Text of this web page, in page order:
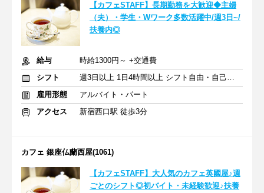
【カフェSTAFF】長期勤務を大歓迎◆主婦
（夫）・学生・Wワーク多数活躍中/週3日~/
扶養内◎
給与
時給1300円～ +交通費
シフト
週3日以上 1日4時間以上 シフト自由・自己申告
雇用形態
アルバイト・パート
アクセス
新宿西口駅 徒歩3分
カフェ 銀座仏蘭西屋(1061)
【カフェSTAFF】大人気のカフェ英國屋♪週
ごとのシフト◎初バイト・未経験歓迎♪扶養